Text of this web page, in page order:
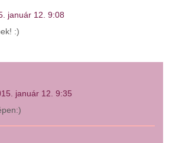
január 12. 9:08
:)
január 12. 9:35